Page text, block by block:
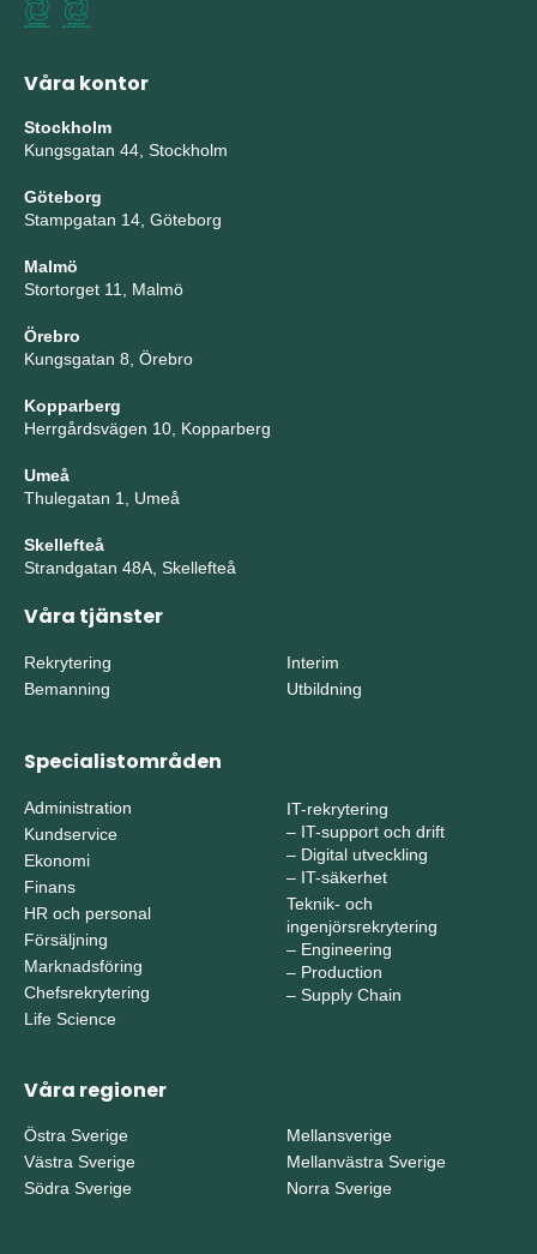
Våra kontor
Stockholm
Kungsgatan 44, Stockholm
Göteborg
Stampgatan 14, Göteborg
Malmö
Stortorget 11, Malmö
Örebro
Kungsgatan 8, Örebro
Kopparberg
Herrgårdsvägen 10, Kopparberg
Umeå
Thulegatan 1, Umeå
Skellefteå
Strandgatan 48A, Skellefteå
Våra tjänster
Rekrytering
Bemanning
Interim
Utbildning
Specialistområden
Administration
Kundservice
Ekonomi
Finans
HR och personal
Försäljning
Marknadsföring
Chefsrekrytering
Life Science
IT-rekrytering
– IT-support och drift
– Digital utveckling
– IT-säkerhet
Teknik- och
ingenjörsrekrytering
– Engineering
– Production
– Supply Chain
Våra regioner
Östra Sverige
Västra Sverige
Södra Sverige
Mellansverige
Mellanvästra Sverige
Norra Sverige